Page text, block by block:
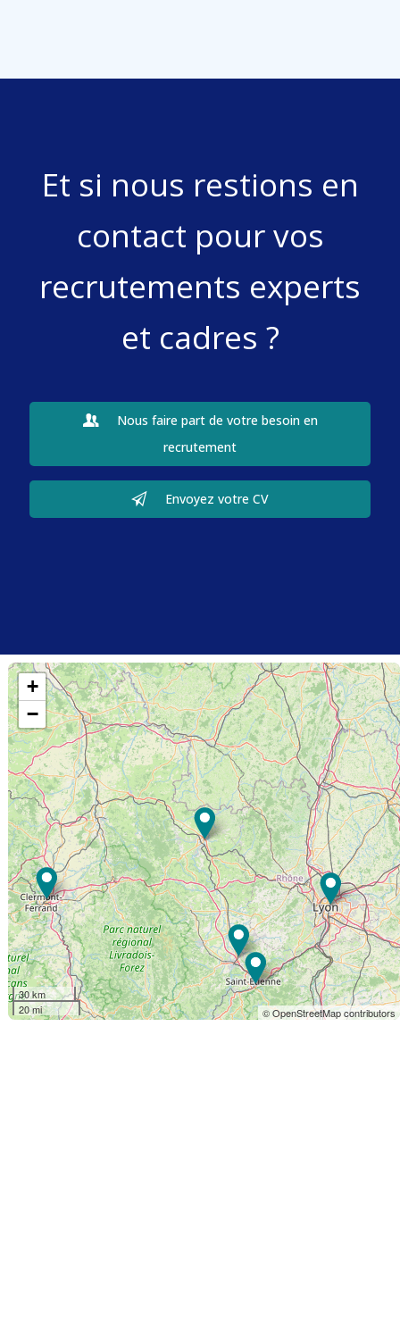
Et si nous restions en
contact pour vos
recrutements experts
et cadres ?
Nous faire part de votre besoin en
recrutement
Envoyez votre CV
+
−
30 km
20 mi
© OpenStreetMap contributors